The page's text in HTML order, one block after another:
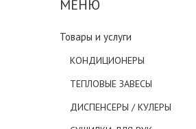
Товары и услуги
КОНДИЦИОНЕРЫ
ТЕПЛОВЫЕ ЗАВЕСЫ
ДИСПЕНСЕРЫ / КУЛЕРЫ